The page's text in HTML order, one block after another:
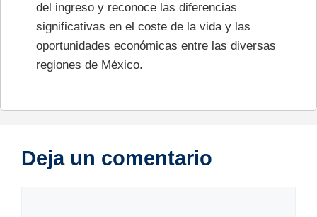
del ingreso y reconoce las diferencias
significativas en el coste de la vida y las
oportunidades económicas entre las diversas
regiones de México.
Deja un comentario